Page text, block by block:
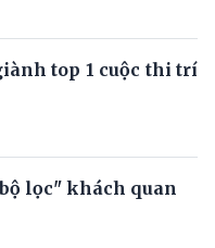
top 1 cuộc thi trí
lọc" khách quan